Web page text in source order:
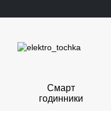
Смарт
годинники